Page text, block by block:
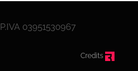
P.IVA 03951530967
Credits